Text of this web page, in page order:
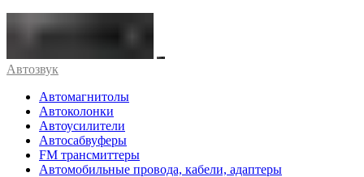
Автозвук
Автомагнитолы
Автоколонки
Автоусилители
Автосабвуферы
FM трансмиттеры
Автомобильные провода, кабели, адаптеры